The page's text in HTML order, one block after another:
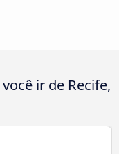
ir de Recife,